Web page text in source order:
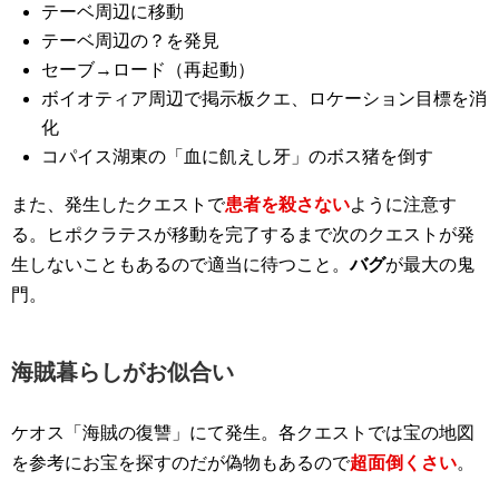
テーベ周辺に移動
テーベ周辺の？を発見
セーブ→ロード（再起動）
ボイオティア周辺で掲示板クエ、ロケーション目標を消
化
コパイス湖東の「血に飢えし牙」のボス猪を倒す
また、発生したクエストで患者を殺さないように注意す
る。ヒポクラテスが移動を完了するまで次のクエストが発
生しないこともあるので適当に待つこと。バグが最大の鬼
門。
海賊暮らしがお似合い
ケオス「海賊の復讐」にて発生。各クエストでは宝の地図
を参考にお宝を探すのだが偽物もあるので超面倒くさい。